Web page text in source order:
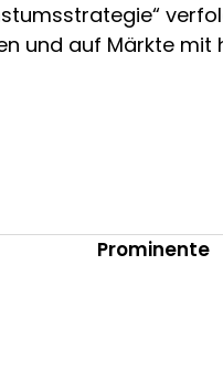
und auf Märkte mit
Prominente